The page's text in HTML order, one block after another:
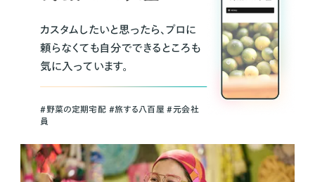
カスタムしたいと思ったら、プロに
頼らなくても自分でできるところも
気に入っています。
＃野菜の定期宅配 ＃旅する八百屋 ＃元会社
員